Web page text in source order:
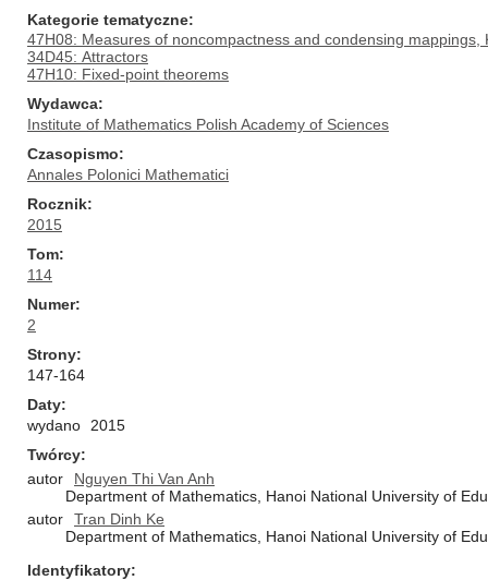
Kategorie tematyczne
47H08: Measures of noncompactness and condensing mappings,
34D45: Attractors
47H10: Fixed-point theorems
Wydawca
Institute of Mathematics Polish Academy of Sciences
Czasopismo
Annales Polonici Mathematici
Rocznik
2015
Tom
114
Numer
2
Strony
147-164
Daty
wydano
2015
Twórcy
autor
Nguyen Thi Van Anh
Department of Mathematics, Hanoi National University of
autor
Tran Dinh Ke
Department of Mathematics, Hanoi National University of
Identyfikatory